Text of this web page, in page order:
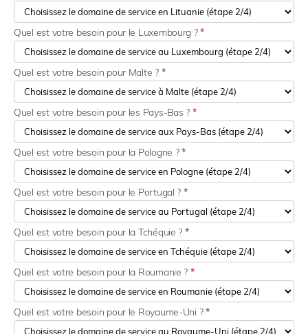
Quel est votre besoin pour le Luxembourg ?*
Quel est votre besoin pour Malte ? *
Quel est votre besoin pour les Pays-Bas ? *
Quel est votre besoin pour la Pologne ?*
Quel est votre besoin pour le Portugal ? *
Quel est votre besoin pour la Tchéquie ? *
Quel est votre besoin pour la Roumanie ? *
Quel est votre besoin pour le Royaume-Uni ?*